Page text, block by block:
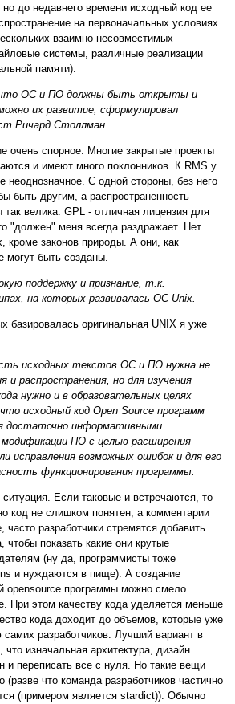
до недавнего времени исходный код ее
на первоначальных условиях
взаимно несовместимых
системы, различные реализации
памяти).
ОС и ПО должны быть открыты и
их развитие, сформулировал
Ричард Столлман.
очень спорное. Многие закрытые проекты
и имеют много поклонников. К RMS у
неоднозначное. С одной стороны, без него
быть другим, а распространенность
велика. GPL - отличная лицензия для
"должен" меня всегда раздражает. Нет
кроме законов природы. А они, как
могут быть созданы.
поддержку и признание, т.к.
на которых развивалась ОС Unix.
базировалась оригинальная UNIX я уже
исходных текстов ОС и ПО нужна не
и распространения, но для изучения
нужно и в образовательных целях
исходный код Open Source программ
достаточно информативными
ПО с целью расширения
исправления возможных ошибок и для его
функционирования программы.
Если таковые и встречаются, то
код не слишком понятен, а комментарии
часто разработчики стремятся добавить
показать какие они крутые
(ну да, программисты тоже
и нуждаются в пище). А создание
opensource программы можно смело
При этом качеству кода уделяется меньше
кода доходит до объемов, которые уже
разработчиков. Лучший вариант в
что изначальная архитектура, дизайн
и переписать все с нуля. Но такие вещи
(разве что команда разработчиков частично
(примером является stardict)). Обычно